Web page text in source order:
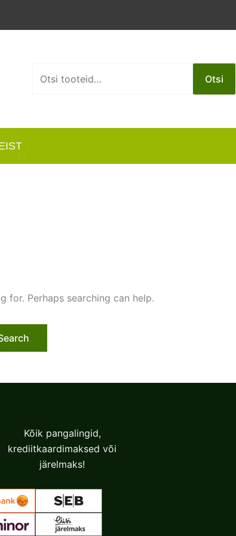
Otsi
for. Perhaps searching can help.
Kõik pangalingid,
krediitkaardimaksed või
järelmaks!